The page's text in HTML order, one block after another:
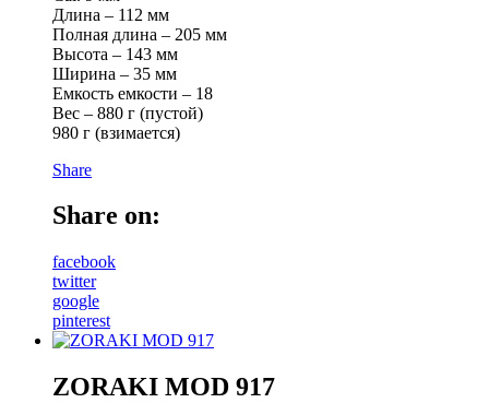
Длина – 112 мм
Полная длина – 205 мм
Высота – 143 мм
Ширина – 35 мм
Емкость емкости – 18
Вес – 880 г (пустой)
980 г (взимается)
Share
Share on:
facebook
twitter
google
pinterest
ZORAKI MOD 917